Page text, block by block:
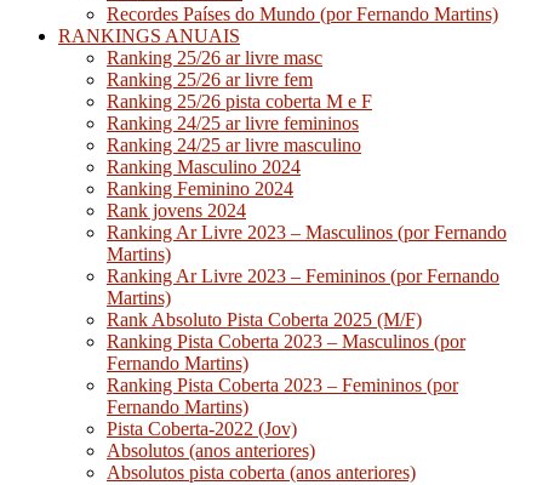
Recordes Países do Mundo (por Fernando Martins)
RANKINGS ANUAIS
Ranking 25/26 ar livre masc
Ranking 25/26 ar livre fem
Ranking 25/26 pista coberta M e F
Ranking 24/25 ar livre femininos
Ranking 24/25 ar livre masculino
Ranking Masculino 2024
Ranking Feminino 2024
Rank jovens 2024
Ranking Ar Livre 2023 – Masculinos (por Fernando
Martins)
Ranking Ar Livre 2023 – Femininos (por Fernando
Martins)
Rank Absoluto Pista Coberta 2025 (M/F)
Ranking Pista Coberta 2023 – Masculinos (por
Fernando Martins)
Ranking Pista Coberta 2023 – Femininos (por
Fernando Martins)
Pista Coberta-2022 (Jov)
Absolutos (anos anteriores)
Absolutos pista coberta (anos anteriores)